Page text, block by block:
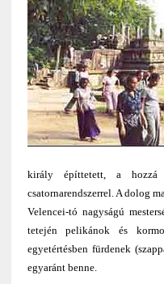
király építtetett, a hozzá
csatornarendszerrel. A dolog
Velencei-tó nagyságú
tetején pelikánok és
egyetértésben fürdenek
egyaránt benne.